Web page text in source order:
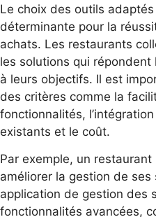
Le choix des outils
déterminante pour la
achats. Les restaurants
les solutions qui
à leurs objectifs. Il est
des critères comme la
fonctionnalités,
existants et le coût.
Par exemple, un
améliorer la gestion de
application de gestion des
fonctionnalités avancées,